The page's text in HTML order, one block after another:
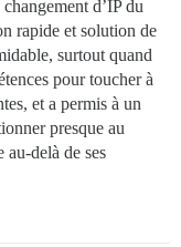
d’IP du
rapide et solution de
surtout quand
pour toucher à
et a permis à un
presque au
delà de ses